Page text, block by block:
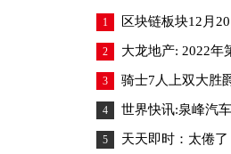
1 区块链板块12月
2 大龙地产: 2022年
3 骑士7人上双大胜
4 世界快讯:泉峰汽车:
5 天天即时：太倦